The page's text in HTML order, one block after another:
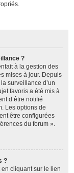
?
à la gestion des
mises à jour. Depuis
surveillance d’un
favoris a été mis à
d’être notifié
Les options de
être configurées
du forum ».
?
cliquant sur le lien